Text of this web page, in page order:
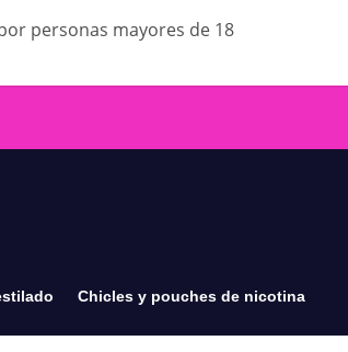
personas mayores de 18
Chicles y pouches de nicotina